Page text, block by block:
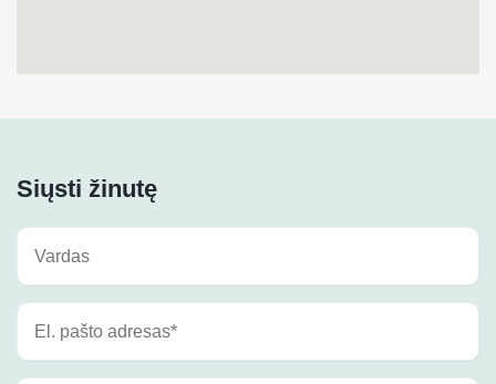
Siųsti žinutę